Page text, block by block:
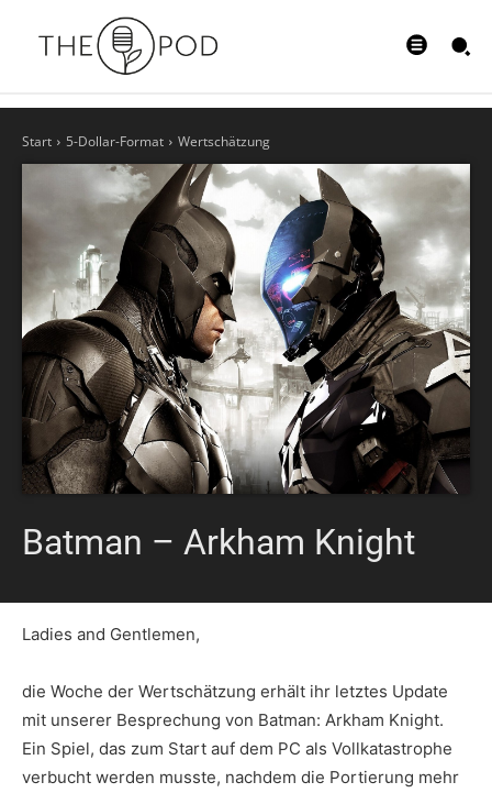
Start 5-Dollar-Format Wertschätzung
Batman – Arkham Knight
Ladies and Gentlemen,
die Woche der Wertschätzung erhält ihr letztes Update
mit unserer Besprechung von Batman: Arkham Knight.
Ein Spiel, das zum Start auf dem PC als Vollkatastrophe
verbucht werden musste, nachdem die Portierung mehr